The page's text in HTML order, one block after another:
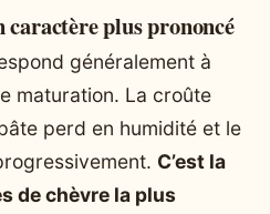
caractère plus prononcé
généralement à
maturation. La croûte
perd en humidité et le
C’est la
de chèvre la plus